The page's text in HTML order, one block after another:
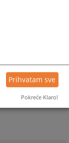
Prihvatam sve
Pokreće Klaro!